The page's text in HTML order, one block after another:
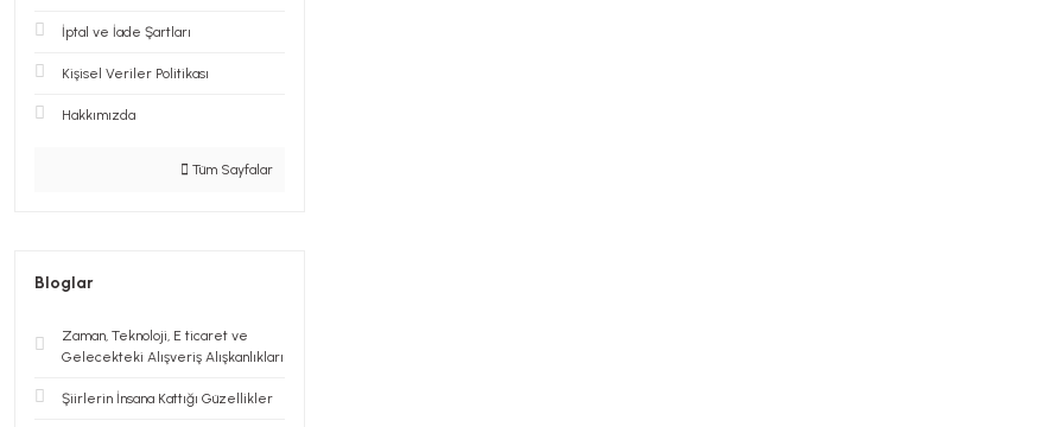
İptal ve İade Şartları
Kişisel Veriler Politikası
Hakkımızda
Tüm Sayfalar
Bloglar
Zaman, Teknoloji, E ticaret ve
Gelecekteki Alışveriş Alışkanlıkları
Şiirlerin İnsana Kattığı Güzellikler